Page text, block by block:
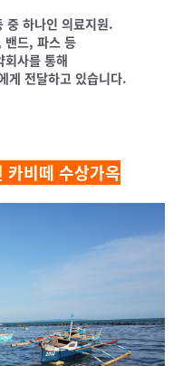
중 하나인 의료지원.
밴드, 파스 등
회사를 통해
게 전달하고 있습니다.
카비떼 수상가옥